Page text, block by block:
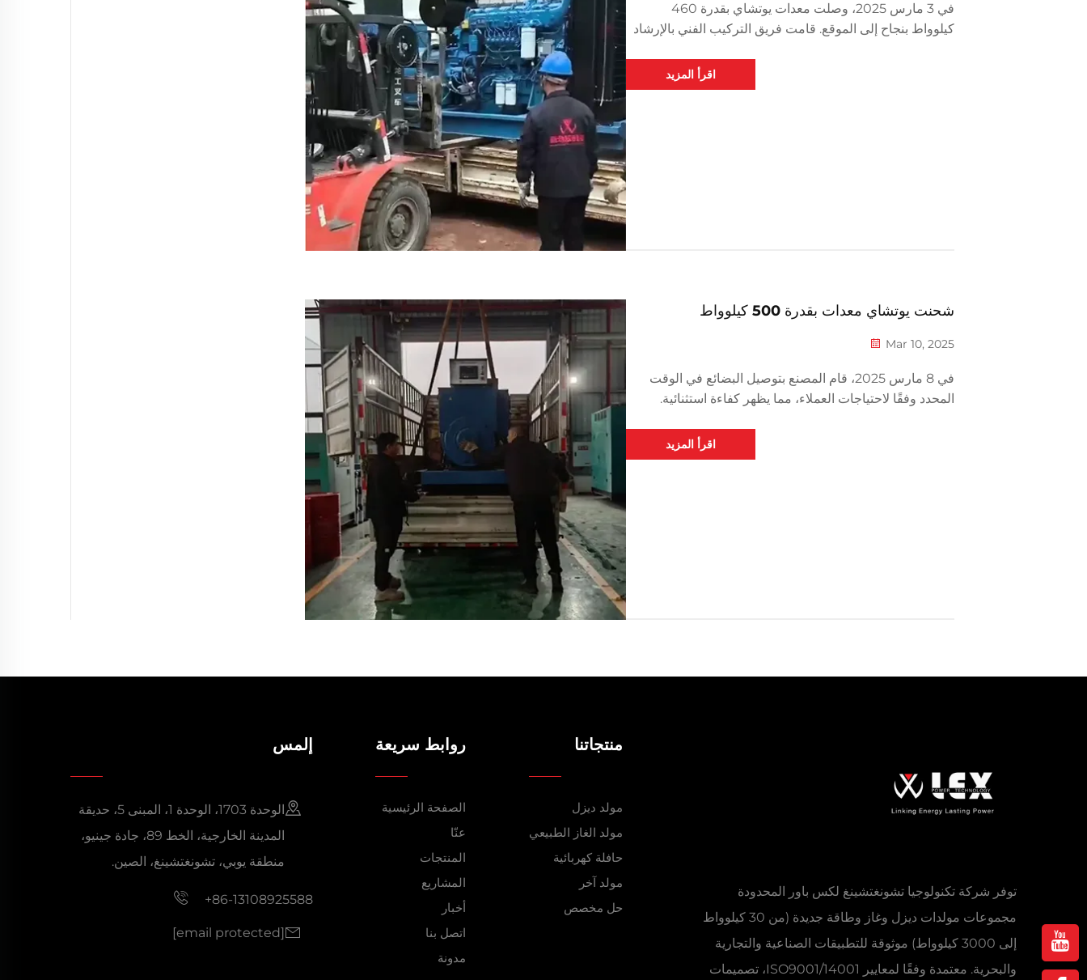
في 3 مارس 2025، وصلت معدات يوتشاي بقدرة 460
كيلوواط بنجاح إلى الموقع. قامت فريق التركيب الفني بالإرشاد
اقرأ المزيد
شحنت يوتشاي معدات بقدرة 500 كيلوواط
Mar 10, 2025
في 8 مارس 2025، قام المصنع بتوصيل البضائع في الوقت
المحدد وفقًا لاحتياجات العملاء، مما يظهر كفاءة استثنائية.
اقرأ المزيد
توفر شركة تكنولوجيا تشونغتشينغ لكس باور المحدودة
مجموعات مولدات ديزل وغاز وطاقة جديدة (من 30 كيلوواط
إلى 3000 كيلوواط) موثوقة للتطبيقات الصناعية والتجارية
والبحرية. معتمدة وفقًا لمعايير ISO9001/14001، تصميمات
منتجاتنا
مولد ديزل
مولد الغاز الطبيعي
حافلة كهربائية
مولد آخر
حل مخصص
روابط سريعة
الصفحة الرئيسية
عنّا
المنتجات
المشاريع
أخبار
اتصل بنا
مدونة
إلمس
الوحدة 1703، الوحدة 1، المبنى 5، حديقة
المدينة الخارجية، الخط 89، جادة جينيو،
منطقة يوبي، تشونغتشينغ، الصين.
+86-13108925588
[email protected]